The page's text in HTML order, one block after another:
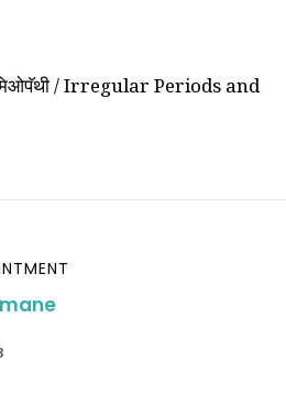
/ Irregular Periods and